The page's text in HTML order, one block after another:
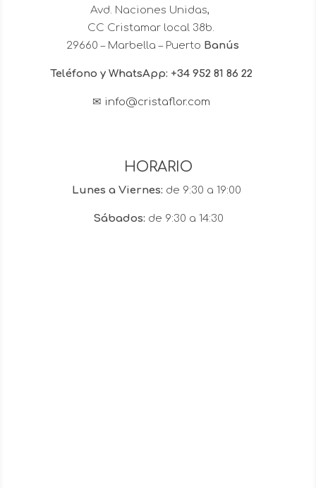
Avd. Naciones Unidas,
CC Cristamar local 38b.
29660 – Marbella – Puerto Banús
Teléfono y WhatsApp: +34 952 81 86 22
✉ info@cristaflor.com
HORARIO
Lunes a Viernes: de 9:30 a 19:00
Sábados: de 9:30 a 14:30